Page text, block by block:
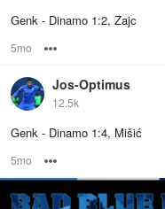
Genk - Dinamo 1:2, Zajc
5mo
Jos-Optimus
12.5k
Genk - Dinamo 1:4, Mišić
5mo